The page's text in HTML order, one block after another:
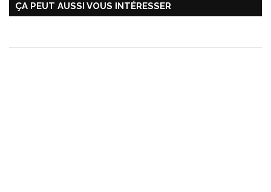
ÇA PEUT AUSSI VOUS INTÉRESSER